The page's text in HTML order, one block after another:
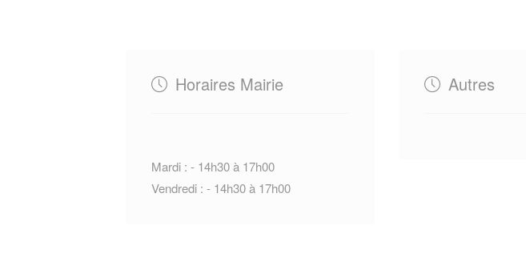
Horaires Mairie
Mardi : - 14h30 à 17h00
Vendredi : - 14h30 à 17h00
Autres